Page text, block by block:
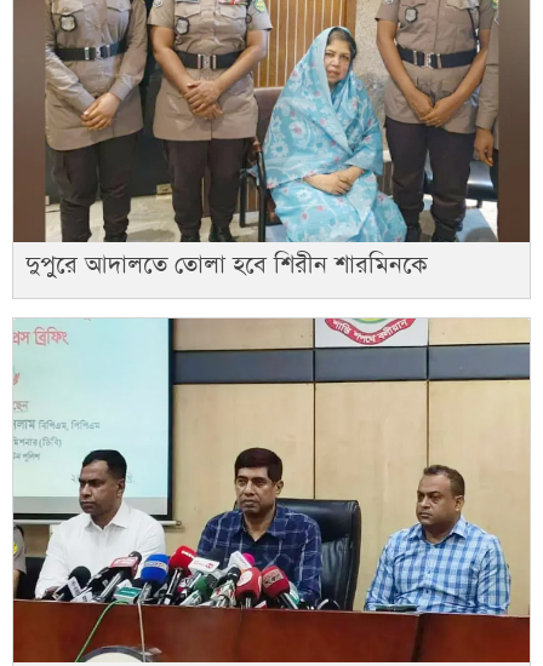
দুপুরে আদালতে তোলা হবে শিরীন শারমিনকে